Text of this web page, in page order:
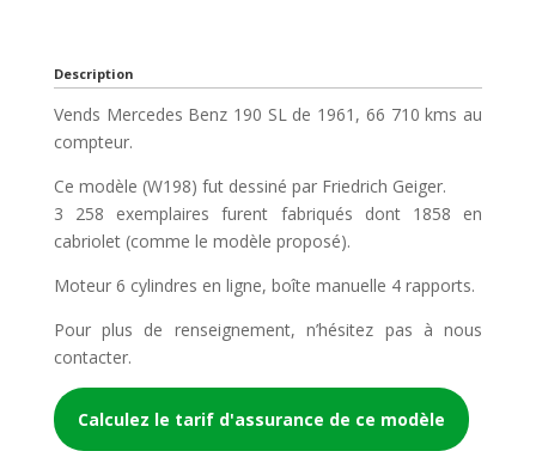
Description
Vends Mercedes Benz 190 SL de 1961, 66 710 kms au
compteur.
Ce modèle (W198) fut dessiné par Friedrich Geiger.
3 258 exemplaires furent fabriqués dont 1858 en
cabriolet (comme le modèle proposé).
Moteur 6 cylindres en ligne, boîte manuelle 4 rapports.
Pour plus de renseignement, n’hésitez pas à nous
contacter.
Calculez le tarif d'assurance de ce modèle